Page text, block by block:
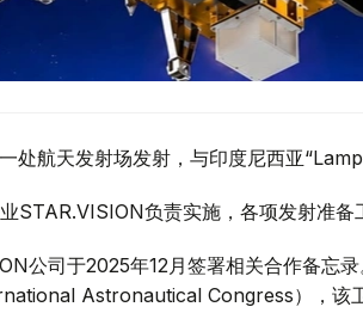
处航天发射场发射，与印度尼西亚
STAR.VISION负责实施，各项发射准备
公司于2025年12月签署相关合作备忘
Astronautical Congress），该